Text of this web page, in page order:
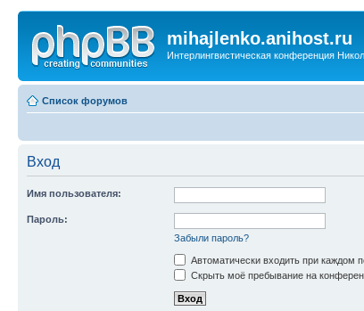
mihajlenko.anihost.ru
Интерлингвистическая конференция
Список форумов
Вход
Имя пользователя:
Пароль:
Забыли пароль?
Автоматически входить при каждом
Скрыть моё пребывание на